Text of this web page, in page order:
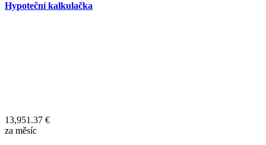
Hypoteční kalkulačka
13,951.37 €
za měsíc